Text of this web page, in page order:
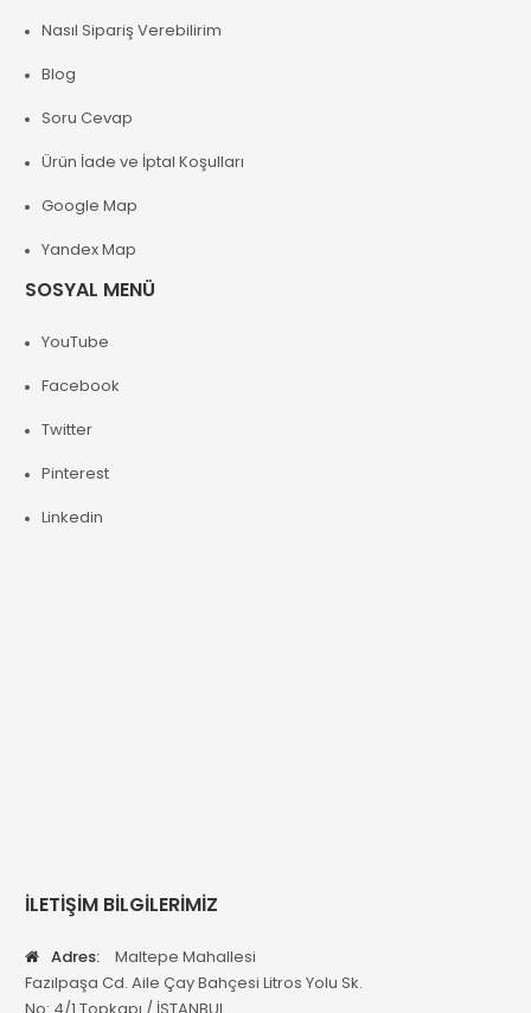
Nasıl Sipariş Verebilirim
Blog
Soru Cevap
Ürün İade ve İptal Koşulları
Google Map
Yandex Map
SOSYAL MENÜ
YouTube
Facebook
Twitter
Pinterest
Linkedin
İLETİŞİM BİLGİLERİMİZ
Adres:
Maltepe Mahallesi
Fazılpaşa Cd. Aile Çay Bahçesi Litros Yolu Sk.